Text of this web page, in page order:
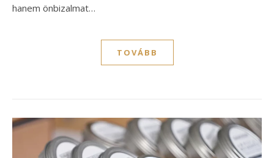
hanem önbizalmat…
TOVÁBB